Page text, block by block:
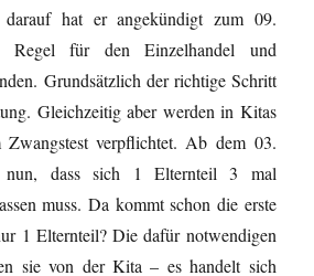
hat er angekündigt zum 09.
für den Einzelhandel und
Grundsätzlich der richtige Schritt
Gleichzeitig aber werden in Kitas
verpflichtet. Ab dem 03.
nun, dass sich 1 Elternteil 3 mal
muss. Da kommt schon die erste
1 Elternteil?Die dafür notwendigen
sie von der Kita – es handelt sich